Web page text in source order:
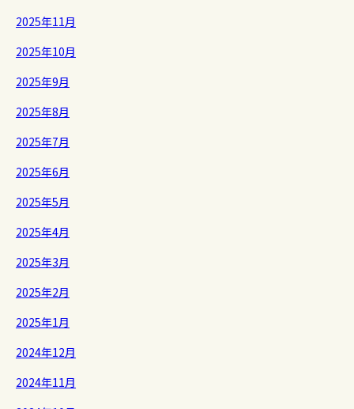
2025年11月
2025年10月
2025年9月
2025年8月
2025年7月
2025年6月
2025年5月
2025年4月
2025年3月
2025年2月
2025年1月
2024年12月
2024年11月